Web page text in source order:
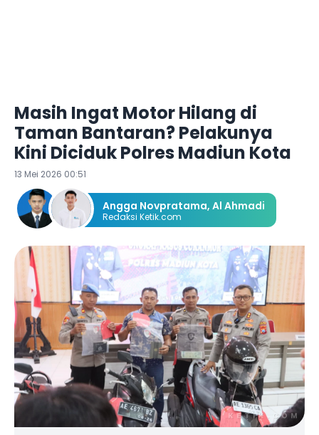
Masih Ingat Motor Hilang di
Taman Bantaran? Pelakunya
Kini Diciduk Polres Madiun Kota
13 Mei 2026 00:51
Angga Novpratama, Al Ahmadi
Redaksi Ketik.com